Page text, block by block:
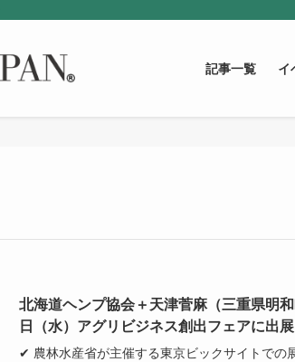
記事一覧 イ
北海道ヘンプ協会＋天津菅麻（三重県明
日（水）アグリビジネス創出フェアに出展
✔ 農林水産省が主催する東京ビックサイトでの